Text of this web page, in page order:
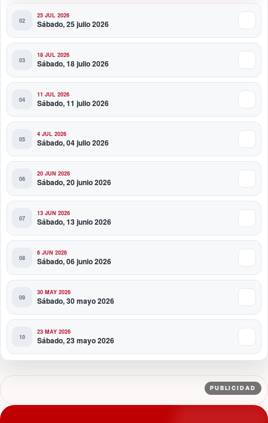
25 JUL 2026
Sábado, 25 julio 2026
18 JUL 2026
Sábado, 18 julio 2026
11 JUL 2026
Sábado, 11 julio 2026
4 JUL 2026
Sábado, 04 julio 2026
20 JUN 2026
Sábado, 20 junio 2026
13 JUN 2026
Sábado, 13 junio 2026
6 JUN 2026
Sábado, 06 junio 2026
30 MAY 2026
Sábado, 30 mayo 2026
23 MAY 2026
Sábado, 23 mayo 2026
PUBLICIDAD